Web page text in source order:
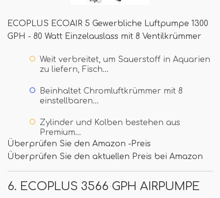
ECOPLUS ECOAIR 5 Gewerbliche Luftpumpe 1300
GPH - 80 Watt Einzelauslass mit 8 Ventilkrümmer
Weit verbreitet, um Sauerstoff in Aquarien
zu liefern, Fisch…
Beinhaltet Chromluftkrümmer mit 8
einstellbaren…
Zylinder und Kolben bestehen aus
Premium…
Überprüfen Sie den Amazon -Preis
Überprüfen Sie den aktuellen Preis bei Amazon
6. ECOPLUS 3566 GPH AIRPUMPE